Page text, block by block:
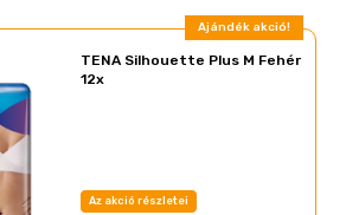
Ajándék akció!
TENA Silhouette Plus M Fehér
12x
Az akció részletei